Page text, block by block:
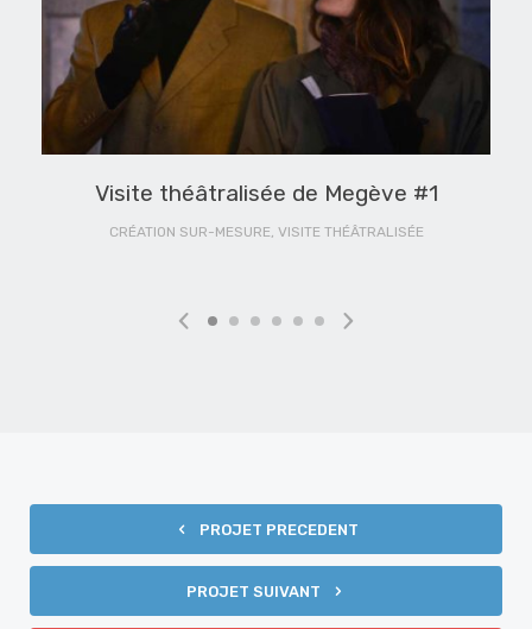
Visite théâtralisée de Megève #1
CRÉATION SUR-MESURE, VISITE THÉÂTRALISÉE
PROJET PRECEDENT
PROJET SUIVANT